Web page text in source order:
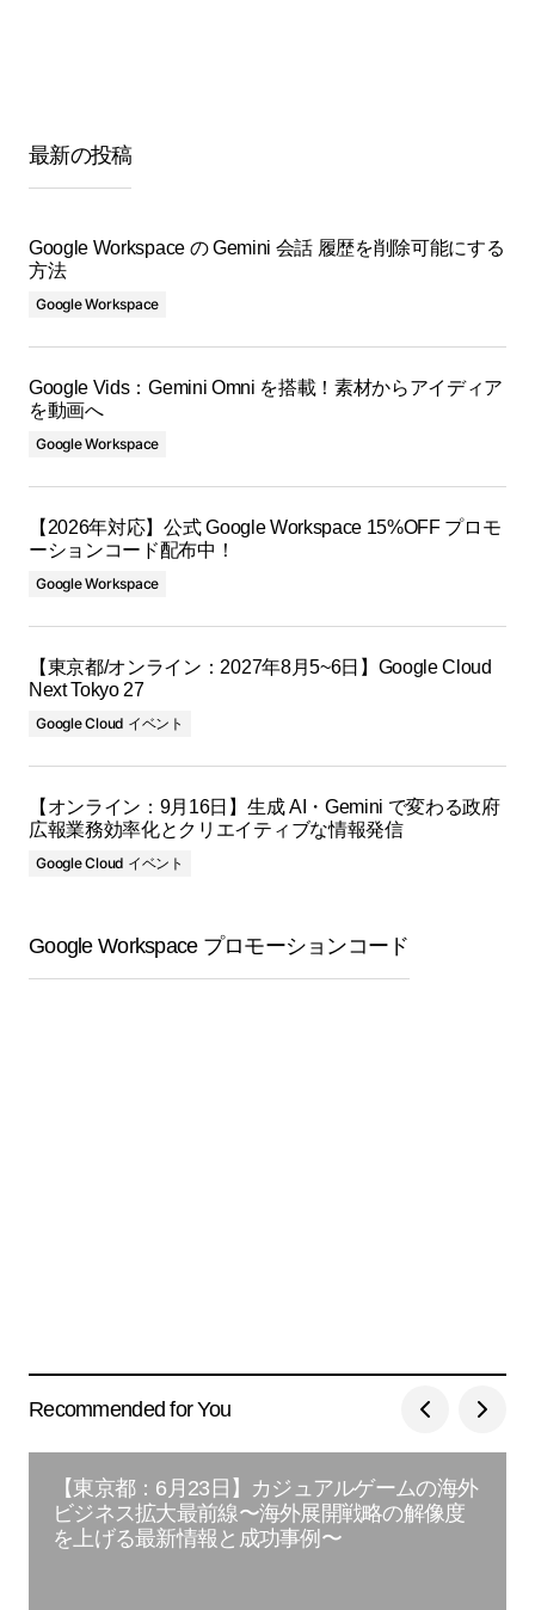
最新の投稿
Google Workspace の Gemini 会話 履歴を削除可能にする
方法
Google Workspace
Google Vids：Gemini Omni を搭載！素材からアイディア
を動画へ
Google Workspace
【2026年対応】公式 Google Workspace 15%OFF プロモ
ーションコード配布中！
Google Workspace
【東京都/オンライン：2027年8月5~6日】Google Cloud
Next Tokyo 27
Google Cloud イベント
【オンライン：9月16日】生成 AI・Gemini で変わる政府
広報業務効率化とクリエイティブな情報発信
Google Cloud イベント
Google Workspace プロモーションコード
Recommended for You
【東京都：6月23日】カジュアルゲームの海外
ビジネス拡大最前線〜海外展開戦略の解像度
を上げる最新情報と成功事例〜